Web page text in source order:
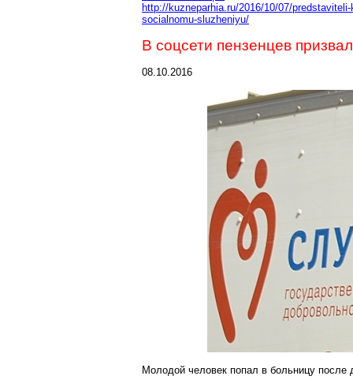
http://kuzneparhia.ru/2016/10/07/
socialnomu-sluzheniyu/
В соцсети пензенцев
08.10.2016
Молодой человек попал в больницу после